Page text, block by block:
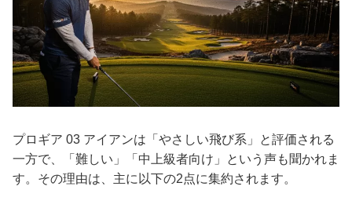
プロギア 03 アイアンは「やさしい飛び系」と評価される
一方で、「難しい」「中上級者向け」という声も聞かれま
す。その理由は、主に以下の2点に集約されます。